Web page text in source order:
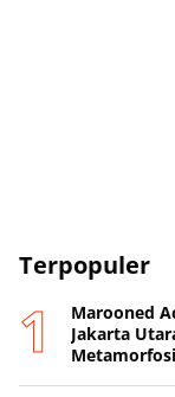
Terpopuler
Marooned
Jakarta